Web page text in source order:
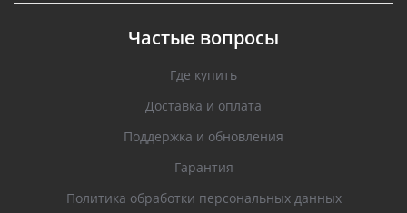
Частые вопросы
Где купить
Доставка и оплата
Поддержка и обновления
Гарантия
Политика обработки персональных данных